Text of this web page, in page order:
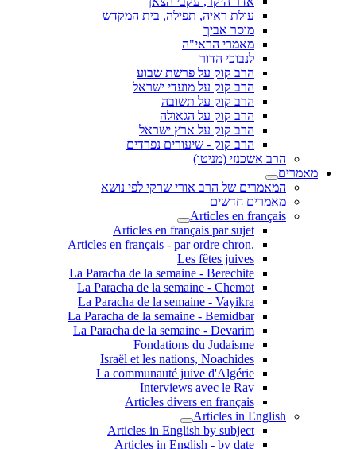
עולת ראיה, תפילה, בית המקדש
מוסר אביך
מאמרי הראי"ה
לנבוכי הדור
הרב קוק על פרשת שבוע
הרב קוק על מועדי ישראל
הרב קוק על תשובה
הרב קוק על הגאולה
הרב קוק על ארץ ישראל
הרב קוק - שיעורים נפרדים
הרב אשכנזי (מניטו)
מאמרים
המאמרים של הרב אורי שרקי לפי נושא
מאמרים חדשים
Articles en français
Articles en français par sujet
.Articles en français - par ordre chron
Les fêtes juives
La Paracha de la semaine - Berechite
La Paracha de la semaine - Chemot
La Paracha de la semaine - Vayikra
La Paracha de la semaine - Bemidbar
La Paracha de la semaine - Devarim
Fondations du Judaisme
Israël et les nations, Noachides
La communauté juive d'Algérie
Interviews avec le Rav
Articles divers en français
Articles in English
Articles in English by subject
Articles in English - by date